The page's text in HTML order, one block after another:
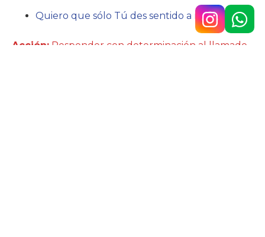
Quiero que sólo Tú des sentido a mi vida.
Acción: Responder con determinación al llamado